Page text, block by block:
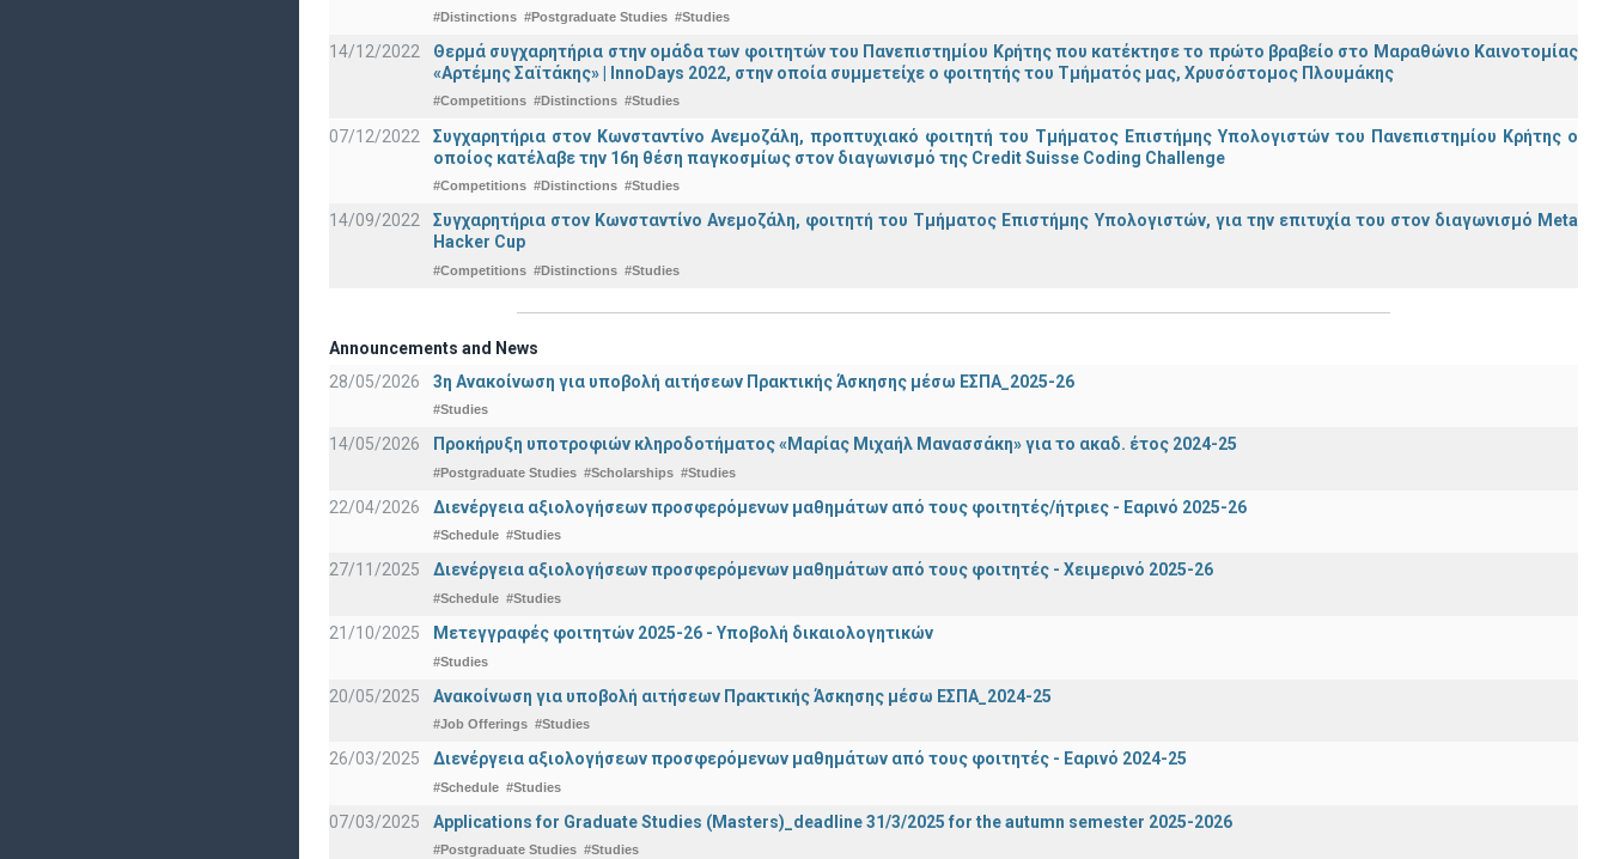
#Distinctions #Postgraduate Studies #Studies
14/12/2022
Θερμά συγχαρητήρια στην ομάδα των φοιτητών του Πανεπιστημίου Κρήτης που κατέκτησε το πρώτο βραβείο στο Μαραθώνιο Καινοτομίας
«Αρτέμης Σαϊτάκης» | InnoDays 2022, στην οποία συμμετείχε ο φοιτητής του Τμήματός μας, Χρυσόστομος Πλουμάκης
#Competitions #Distinctions #Studies
07/12/2022
Συγχαρητήρια στον Κωνσταντίνο Ανεμοζάλη, προπτυχιακό φοιτητή του Τμήματος Επιστήμης Υπολογιστών του Πανεπιστημίου Κρήτης ο
οποίος κατέλαβε την 16η θέση παγκοσμίως στον διαγωνισμό της Credit Suisse Coding Challenge
#Competitions #Distinctions #Studies
14/09/2022
Συγχαρητήρια στον Κωνσταντίνο Ανεμοζάλη, φοιτητή του Τμήματος Επιστήμης Υπολογιστών, για την επιτυχία του στον διαγωνισμό Meta
Hacker Cup
#Competitions #Distinctions #Studies
Announcements and News
28/05/2026
3η Ανακοίνωση για υποβολή αιτήσεων Πρακτικής Άσκησης μέσω ΕΣΠΑ_2025-26
#Studies
14/05/2026 Προκήρυξη υποτροφιών κληροδοτήματος «Μαρίας Μιχαήλ Μανασσάκη» για το ακαδ. έτος 2024-25
#Postgraduate Studies #Scholarships #Studies
22/04/2026 Διενέργεια αξιολογήσεων προσφερόμενων μαθημάτων από τους φοιτητές/ήτριες - Εαρινό 2025-26
#Schedule #Studies
27/11/2025 Διενέργεια αξιολογήσεων προσφερόμενων μαθημάτων από τους φοιτητές - Χειμερινό 2025-26
#Schedule #Studies
21/10/2025 Μετεγγραφές φοιτητών 2025-26 - Υποβολή δικαιολογητικών
#Studies
20/05/2025 Ανακοίνωση για υποβολή αιτήσεων Πρακτικής Άσκησης μέσω ΕΣΠΑ_2024-25
#Job Offerings #Studies
26/03/2025 Διενέργεια αξιολογήσεων προσφερόμενων μαθημάτων από τους φοιτητές - Εαρινό 2024-25
#Schedule #Studies
07/03/2025 Applications for Graduate Studies (Masters)_deadline 31/3/2025 for the autumn semester 2025-2026
#Postgraduate Studies #Studies